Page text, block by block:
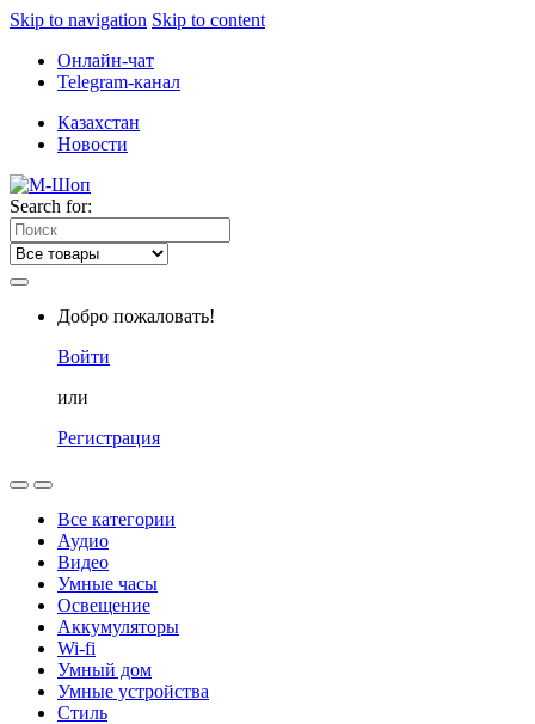
Skip to navigation Skip to content
Онлайн-чат
Telegram-канал
Казахстан
Новости
Search for:
Добро пожаловать!
Войти
или
Регистрация
Все категории
Аудио
Видео
Умные часы
Освещение
Аккумуляторы
Wi-fi
Умный дом
Умные устройства
Стиль